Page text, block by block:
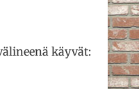
käyvät: